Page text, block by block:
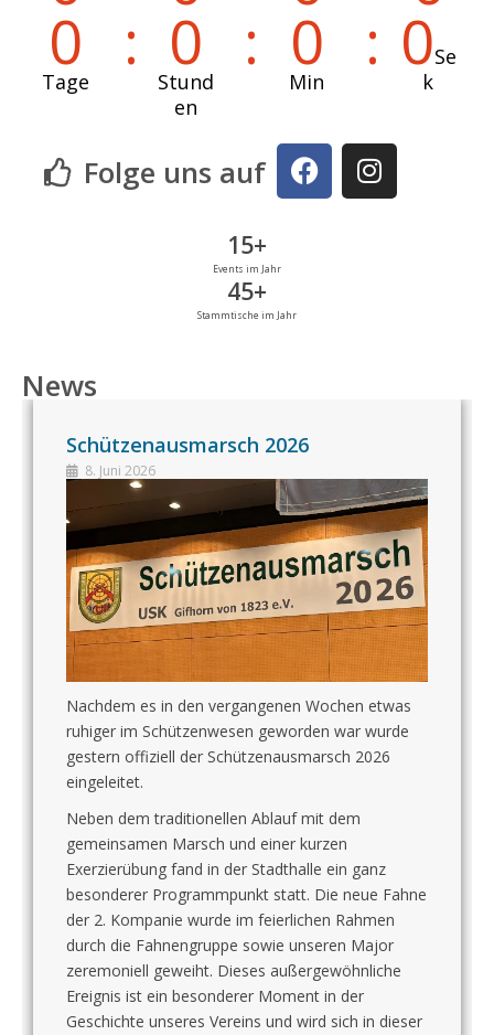
0
Tage 0
Stund
en
0
Min 0Se
k
Folge uns auf
Events im Jahr
15+
Stammtische im Jahr
45+
News
Schützenausmarsch 2026
8. Juni 2026
Nachdem es in den vergangenen Wochen etwas
ruhiger im Schützenwesen geworden war wurde
gestern offiziell der Schützenausmarsch 2026
eingeleitet.
Neben dem traditionellen Ablauf mit dem
gemeinsamen Marsch und einer kurzen
Exerzierübung fand in der Stadthalle ein ganz
besonderer Programmpunkt statt. Die neue Fahne
der 2. Kompanie wurde im feierlichen Rahmen
durch die Fahnengruppe sowie unseren Major
zeremoniell geweiht. Dieses außergewöhnliche
Ereignis ist ein besonderer Moment in der
Geschichte unseres Vereins und wird sich in dieser